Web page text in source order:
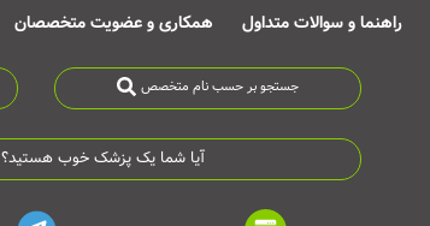
راهنما و سوالات متداول همکاری و عضویت متخصصان
جستجو بر حسب نام متخصص
آیا شما یک پزشک خوب هستید؟